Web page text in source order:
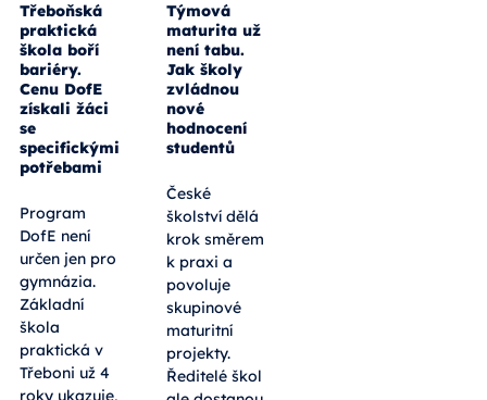
Třeboňská
praktická
škola boří
bariéry.
Cenu DofE
získali žáci
se
specifickými
potřebami
Program
DofE není
určen jen pro
gymnázia.
Základní
škola
praktická v
Třeboni už 4
roky ukazuje,
Týmová
maturita už
není tabu.
Jak školy
zvládnou
nové
hodnocení
studentů
České
školství dělá
krok směrem
k praxi a
povoluje
skupinové
maturitní
projekty.
Ředitelé škol